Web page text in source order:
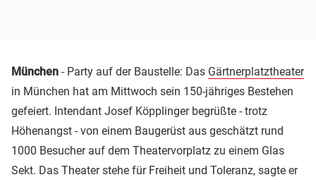
München - Party auf der Baustelle: Das Gärtnerplatztheater
in München hat am Mittwoch sein 150-jähriges Bestehen
gefeiert. Intendant Josef Köpplinger begrüßte - trotz
Höhenangst - von einem Baugerüst aus geschätzt rund
1000 Besucher auf dem Theatervorplatz zu einem Glas
Sekt. Das Theater stehe für Freiheit und Toleranz, sagte er